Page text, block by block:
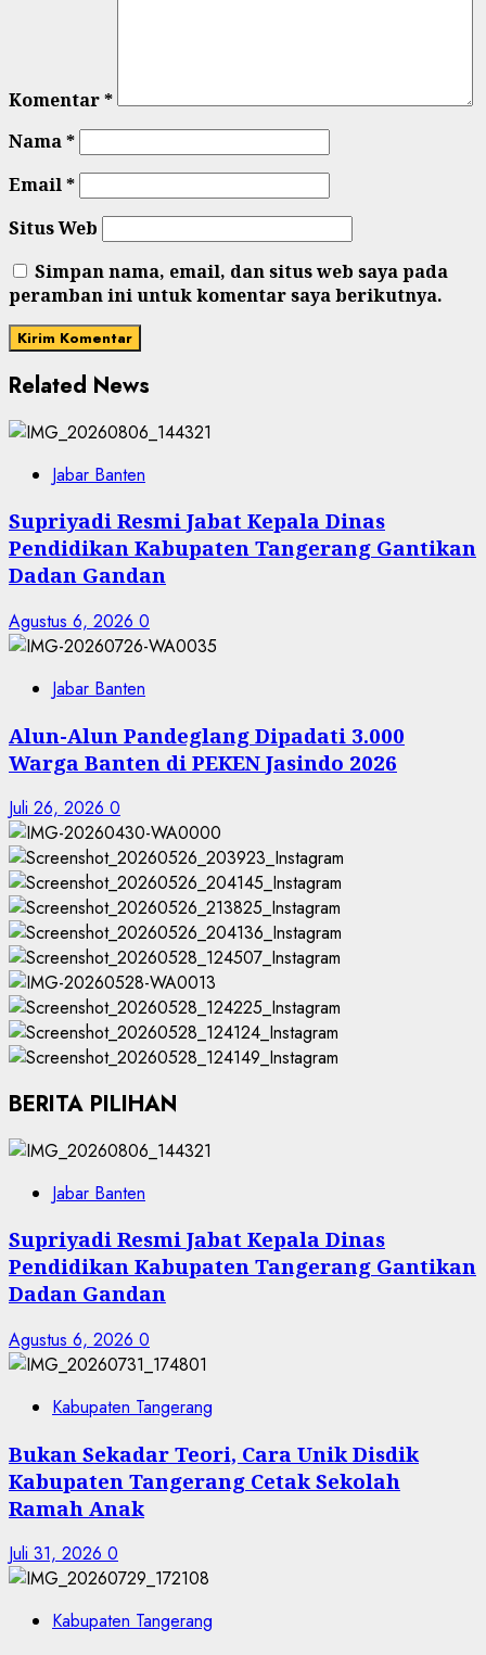
Komentar*
Nama*
Email*
Situs Web
Simpan nama, email, dan situs web saya pada
peramban ini untuk komentar saya berikutnya.
Related News
Jabar Banten
Supriyadi Resmi Jabat Kepala Dinas
Pendidikan Kabupaten Tangerang Gantikan
Dadan Gandan
Agustus 6, 2026 0
Jabar Banten
Alun-Alun Pandeglang Dipadati 3.000
Warga Banten di PEKEN Jasindo 2026
Juli 26, 2026 0
BERITA PILIHAN
Jabar Banten
Supriyadi Resmi Jabat Kepala Dinas
Pendidikan Kabupaten Tangerang Gantikan
Dadan Gandan
Agustus 6, 2026 0
Kabupaten Tangerang
Bukan Sekadar Teori, Cara Unik Disdik
Kabupaten Tangerang Cetak Sekolah
Ramah Anak
Juli 31, 2026 0
Kabupaten Tangerang